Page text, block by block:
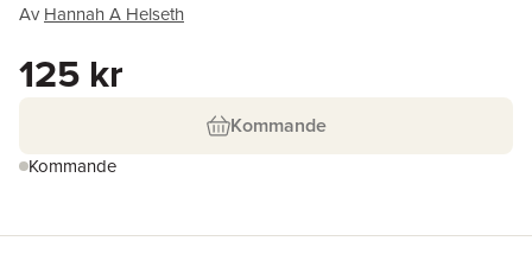
Av Hannah A Helseth
125 kr
Kommande
Kommande